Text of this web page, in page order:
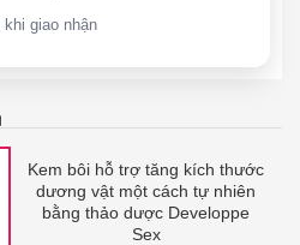
giao nhận
Kem bôi hỗ trợ tăng kích thước
dương vật một cách tự nhiên
bằng thảo dược Developpe
Sex